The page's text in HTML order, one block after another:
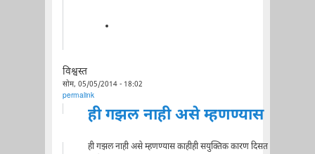
विश्वस्त
सोम, 05/05/2014 - 18:02
permalink
ही गझल नाही असे म्हणण्यास
ही गझल नाही असे म्हणण्यास काहीही सयुक्तिक कारण दिसत